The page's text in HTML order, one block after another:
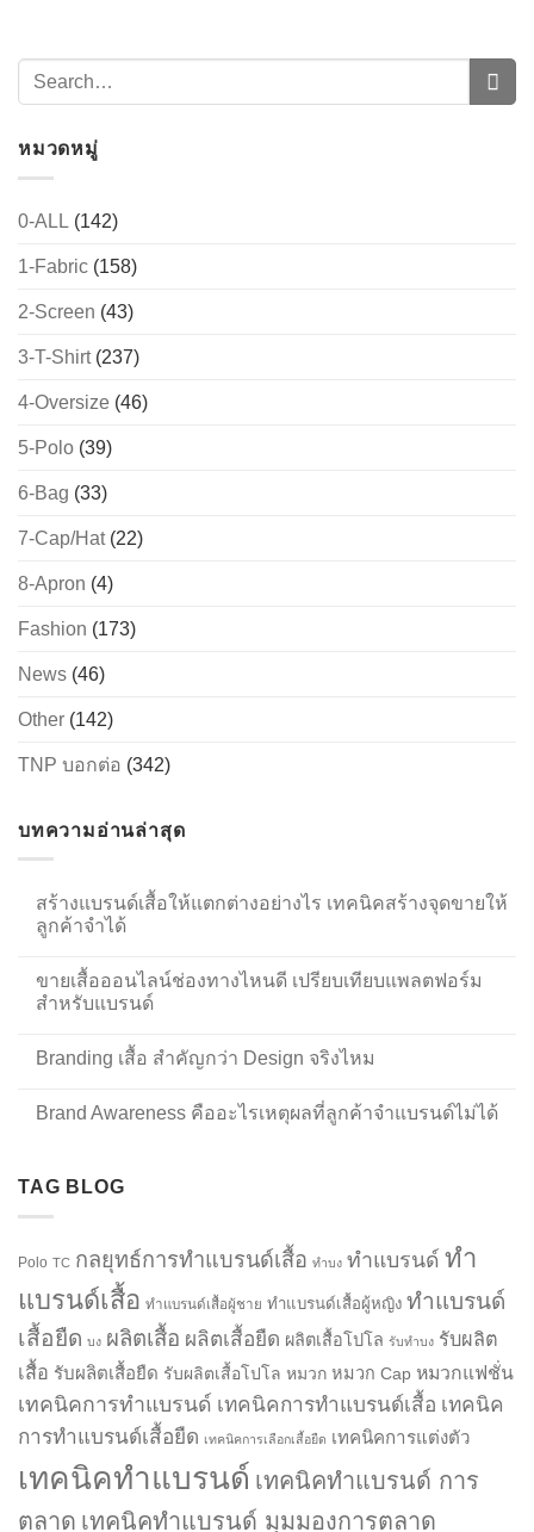
หมวดหมู่
0-ALL (142)
1-Fabric (158)
2-Screen (43)
3-T-Shirt(237)
4-Oversize (46)
5-Polo (39)
6-Bag (33)
7-Cap/Hat(22)
8-Apron (4)
Fashion (173)
News (46)
Other (142)
TNP บอกต่อ (342)
บทความอ่านล่าสุด
สร้างแบรนด์เสื้อให้แตกต่างอย่างไร เทคนิคสร้างจุดขายให้
ลูกค้าจำได้
ขายเสื้อออนไลน์ช่องทางไหนดี เปรียบเทียบแพลตฟอร์ม
สำหรับแบรนด์
Branding เสื้อ สำคัญกว่า Design จริงไหม
Brand Awareness คืออะไรเหตุผลที่ลูกค้าจำแบรนด์ไม่ได้
TAG BLOG
Polo TC กลยุทธ์การทำแบรนด์เสื้อ ทำบง ทำแบรนด์ ทำ
แบรนด์เสื้อ ทำแบรนด์เสื้อผู้ชาย ทำแบรนด์เสื้อผู้หญิง ทำแบรนด์
เสื้อยืด บง ผลิตเสื้อ ผลิตเสื้อยืด ผลิตเสื้อโปโล รับทำบง รับผลิต
เสื้อ รับผลิตเสื้อยืด รับผลิตเสื้อโปโล หมวก หมวก Cap หมวกแฟชั่น
เทคนิคการทำแบรนด์ เทคนิคการทำแบรนด์เสื้อ เทคนิค
การทำแบรนด์เสื้อยืด เทคนิคการเลือกเสื้อยืด เทคนิคการแต่งตัว
เทคนิคทำแบรนด์ เทคนิคทำแบรนด์ การ
ตลาด เทคนิคทำแบรนด์ มุมมองการตลาด